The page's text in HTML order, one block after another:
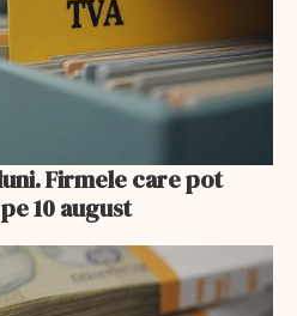
Firmele care pot
10 august